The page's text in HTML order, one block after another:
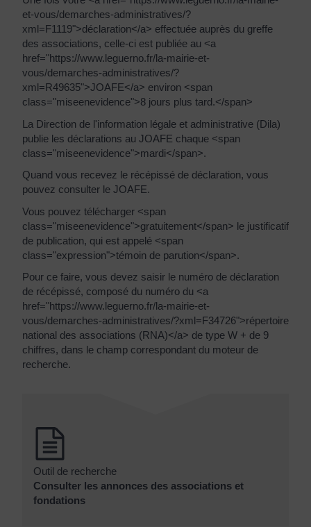
et-vous/demarches-administratives/?
xml=F1119">déclaration</a> effectuée auprès du greffe
des associations, celle-ci est publiée au <a
href="https://www.leguerno.fr/la-mairie-et-
vous/demarches-administratives/?
xml=R49635">JOAFE</a> environ <span
class="miseenevidence">8 jours plus tard.</span>
La Direction de l'information légale et administrative (Dila)
publie les déclarations au JOAFE chaque <span
class="miseenevidence">mardi</span>.
Quand vous recevez le récépissé de déclaration, vous
pouvez consulter le JOAFE.
Vous pouvez télécharger <span
class="miseenevidence">gratuitement</span> le justificatif
de publication, qui est appelé <span
class="expression">témoin de parution</span>.
Pour ce faire, vous devez saisir le numéro de déclaration
de récépissé, composé du numéro du <a
href="https://www.leguerno.fr/la-mairie-et-
vous/demarches-administratives/?xml=F34726">répertoire
national des associations (RNA)</a> de type W + de 9
chiffres, dans le champ correspondant du moteur de
recherche.
Outil de recherche
Consulter les annonces des associations et
fondations